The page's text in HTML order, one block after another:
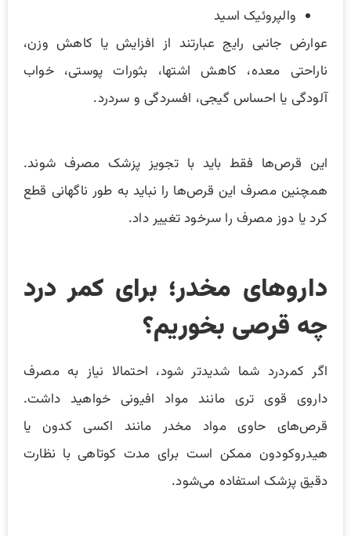
والپروئیک اسید
عوارض جانبی رایج عبارتند از افزایش یا کاهش وزن،
ناراحتی معده، کاهش اشتها، بثورات پوستی، خواب
آلودگی یا احساس گیجی، افسردگی و سردرد.
این قرص‌ها فقط باید با تجویز پزشک مصرف شوند.
همچنین مصرف این قرص‌ها را نباید به طور ناگهانی قطع
کرد یا دوز مصرف را سرخود تغییر داد.
داروهای مخدر؛ برای کمر درد
چه قرصی بخوریم؟
اگر کمردرد شما شدیدتر شود، احتمالا نیاز به مصرف
داروی قوی تری مانند مواد افیونی خواهید داشت.
قرص‌های حاوی مواد مخدر مانند اکسی کدون یا
هیدروکودون ممکن است برای مدت کوتاهی با نظارت
دقیق پزشک استفاده می‌شود.